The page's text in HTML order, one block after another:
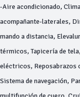
-Aire acondicionado,
acompañante-laterales,
mando a distancia,
térmicos, Tapicería de
eléctricos, Reposabrazos
Sistema de navegación,